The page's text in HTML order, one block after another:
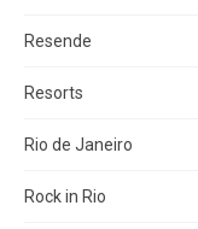
Resende
Resorts
Rio de Janeiro
Rock in Rio